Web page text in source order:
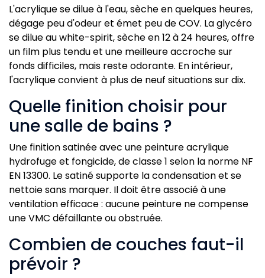
L'acrylique se dilue à l'eau, sèche en quelques heures,
dégage peu d'odeur et émet peu de COV. La glycéro
se dilue au white-spirit, sèche en 12 à 24 heures, offre
un film plus tendu et une meilleure accroche sur
fonds difficiles, mais reste odorante. En intérieur,
l'acrylique convient à plus de neuf situations sur dix.
Quelle finition choisir pour
une salle de bains ?
Une finition satinée avec une peinture acrylique
hydrofuge et fongicide, de classe 1 selon la norme NF
EN 13300. Le satiné supporte la condensation et se
nettoie sans marquer. Il doit être associé à une
ventilation efficace : aucune peinture ne compense
une VMC défaillante ou obstruée.
Combien de couches faut-il
prévoir ?